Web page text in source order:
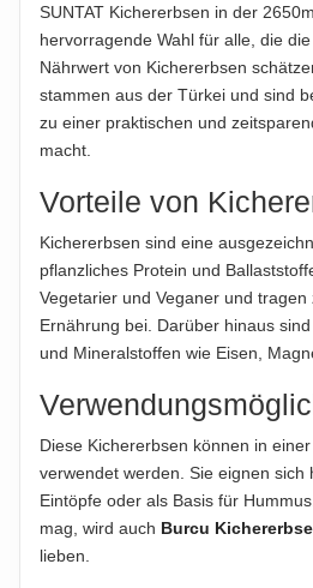
Salz
übernommen. Bitte prüfen Sie die Angaben auf
Produktverpackung; nur diese sind verbindlich.
HERKUNFTSLAND
Türkei
HINWEIS
Für die vorstehenden Angaben wird
der jeweiligen Produktverpackung,
Das Produktdesign kann von der
ABTROPFGEWICHT
Abtropfgewicht 1500g
2800g
HERSTELLER
SUNTAT Gıda Sanayi ve Ticaret
IMPORTEUR
SUNTAT GmbH, Siemensstraße 5,
SUNTAT Kichererbsen in der
hervorragende Wahl für alle, die
Nährwert von Kichererbsen
stammen aus der Türkei und sind
zu einer praktischen und
macht.
Vorteile von
Kichererbsen sind eine
pflanzliches Protein und
Vegetarier und Veganer und
Ernährung bei. Darüber hinaus
und Mineralstoffen wie Eisen,
Diese Kichererbsen können in
verwendet werden. Sie eignen sich
Eintöpfe oder als Basis für
mag, wird auch Burcu
lieben.